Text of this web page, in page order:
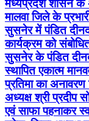
मध्यप्रदेश शासन के
मालवा जिले के
सुसनेर में पंडित
कार्यक्रम को
सुसनेर के पंडित
स्थापित एकात्म
प्रतिमा का
अध्यक्ष श्री प्रदीप
एवं साफा पहनाकर